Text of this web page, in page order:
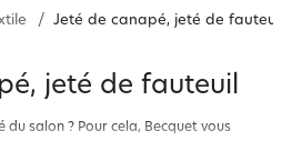
Jeté de canapé, jeté de fauteuil
jeté de fauteuil
salon ? Pour cela, Becquet vous